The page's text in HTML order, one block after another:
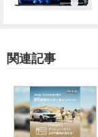
関連記事